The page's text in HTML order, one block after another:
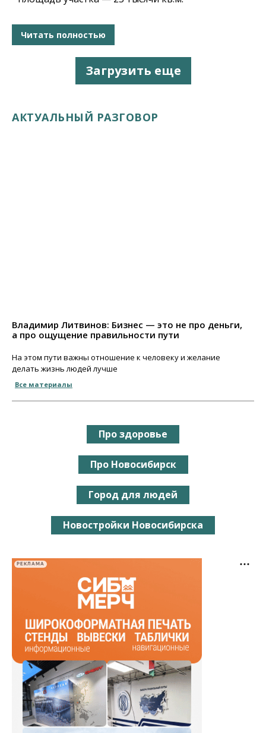
Читать полностью
Загрузить еще
АКТУАЛЬНЫЙ РАЗГОВОР
Владимир Литвинов: Бизнес — это не про деньги,
а про ощущение правильности пути
На этом пути важны отношение к человеку и желание
делать жизнь людей лучше
Все материалы
Про здоровье
Про Новосибирск
Город для людей
Новостройки Новосибирска
РЕКЛАМА